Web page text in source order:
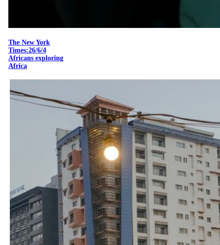
The New York
Times:26/6/4
Africans exploring
Africa